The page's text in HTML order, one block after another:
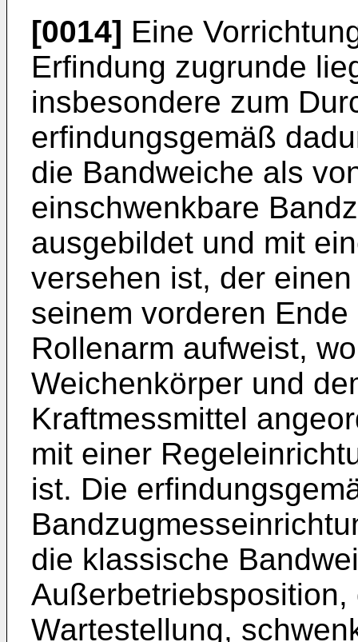
[0014] Eine
Erfindung zugrunde
insbesondere zum
erfindungsgemäß
die Bandweiche als
einschwenkbare
ausgebildet und mit
versehen ist, der
seinem vorderen
Rollenarm aufweist,
Weichenkörper und
Kraftmessmittel
mit einer
ist. Die
die klassische
Wartestellung,